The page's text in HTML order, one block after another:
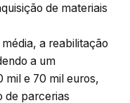
de materiais
a reabilitação
a um
mil e 70 mil euros,
de parcerias